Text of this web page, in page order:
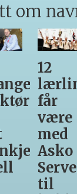
om
Gir
som
leder
hos
Den
Gris